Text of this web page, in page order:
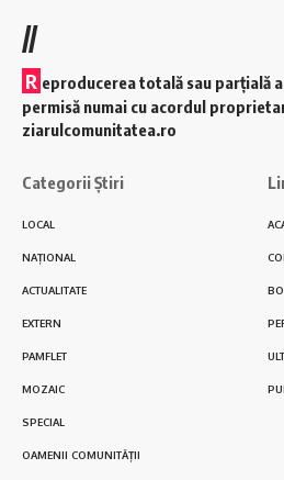
//
R eproducerea totală sau parțială
permisă numai cu acordul
ziarulcomunitatea.ro
Categorii Știri
LOCAL
NAȚIONAL
ACTUALITATE
EXTERN
PAMFLET
MOZAIC
SPECIAL
OAMENII COMUNITĂȚII